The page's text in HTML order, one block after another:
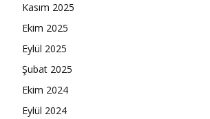
Kasım 2025
Ekim 2025
Eylül 2025
Şubat 2025
Ekim 2024
Eylül 2024